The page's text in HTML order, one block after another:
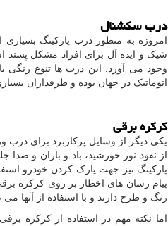
درب سکشنال
امروزه به منظور درب پارکینگ
شیک و ایده آل برای افراد مشکل پسند
وجود می آورد. این درب ها تنوع رنگی
اتوماتیک در جهان بوده و طرفداران
کرکره برقی
یکی دیگر از وسایل پرکاربرد برای درب
از نفوذ نور خورشید، باد و باران و
پارکینگ نیز جهت پارک کردن خودرو
پیام رسان های اخطار بر روی کرکره
رنگ و طرح دارند و با استفاده از آنها می
اما نکته مهم در استفاده از کرکره